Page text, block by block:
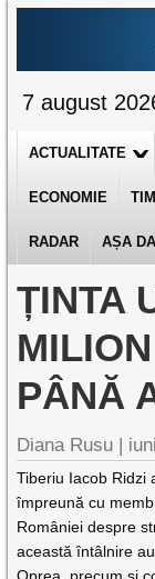
7 august
ACTUALITATE
ECONOMIE
RADAR AȘA
ȚINTA
PÂNĂ
Diana Rusu |
Tiberiu Iacob Ridzi
împreună cu
României despre
această întâlnire